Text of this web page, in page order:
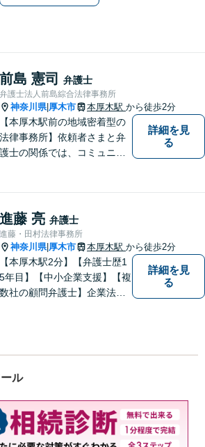
前島 憲司 弁護士
弁護士法人前島綜合法律事務所
神奈川県| 厚木市 本厚木駅 から徒歩2分
【本厚木駅前の地域密着型の
法律事務所】依頼者さまと弁
護士の関係では、コミュニケ
B面談可】【本厚木駅1分】
詳細を見
る
進藤 亮 弁護士
進藤・田村法律事務所
神奈川県| 厚木市 本厚木駅 から徒歩2分
【本厚木駅2分】【弁護士歴1
5年目】【中小企業支援】【複
数社の顧問弁護士】企業法
般民事…交通事故｜労働｜不
詳細を見
る
ル